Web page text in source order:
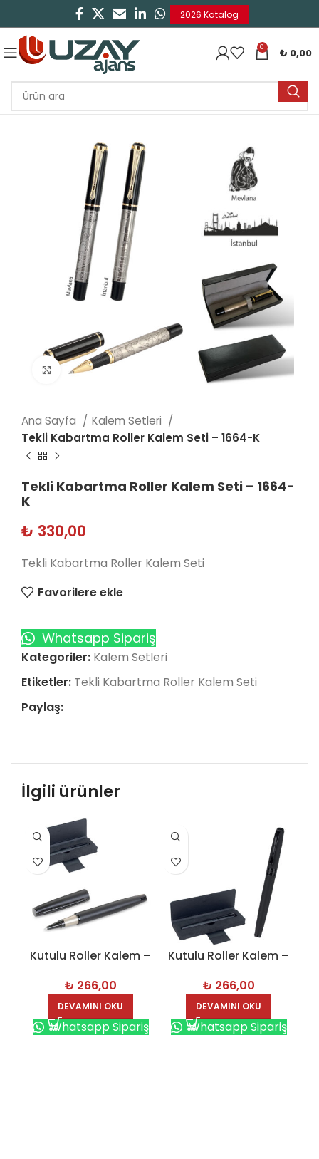
2026 Katalog
0 ₺ 0,00
Click to enlarge
Ana Sayfa
Kalem Setleri
Tekli Kabartma Roller Kalem Seti – 1664-K
Tekli Kabartma Roller Kalem Seti – 1664-
K
₺ 330,00
Tekli Kabartma Roller Kalem Seti
Favorilere ekle
Whatsapp Sipariş
Kategoriler: Kalem Setleri
Etiketler: Tekli Kabartma Roller Kalem Seti
Paylaş:
İlgili ürünler
Kutulu Roller Kalem –
₺ 266,00
DEVAMINI OKU
Whatsapp Sipariş
Kutulu Roller Kalem –
₺ 266,00
DEVAMINI OKU
Whatsapp Sipariş